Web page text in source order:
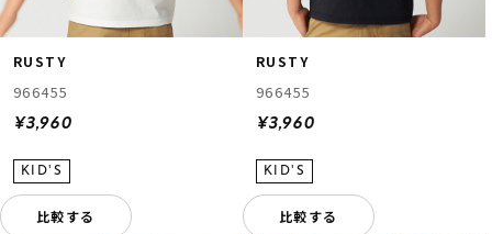
RUSTY
966455
¥3,960
比較する
RUSTY
966455
¥3,960
比較する